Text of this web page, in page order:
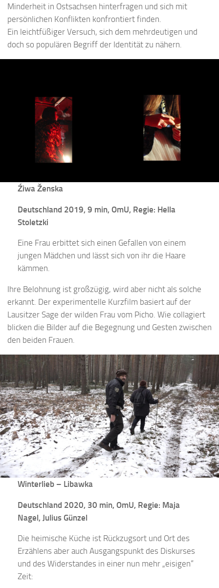
Minderheit in Ostsachsen hinterfragen und sich mit
persönlichen Konflikten konfrontiert finden.
Ein leichtfüßiger Versuch, sich dem mehrdeutigen und
doch so populären Begriff der Identität zu nähern.
Źiwa Ženska
Deutschland 2019, 9 min, OmU, Regie: Hella
Stoletzki
Eine Frau erbittet sich einen Gefallen von einem
jungen Mädchen und lässt sich von ihr die Haare
kämmen.
Ihre Belohnung ist großzügig, wird aber nicht als solche
erkannt. Der experimentelle Kurzfilm basiert auf der
Lausitzer Sage der wilden Frau vom Picho. Wie collagiert
blicken die Bilder auf die Begegnung und Gesten zwischen
den beiden Frauen.
Winterlieb – Libawka
Deutschland 2020, 30 min, OmU, Regie: Maja
Nagel, Julius Günzel
Die heimische Küche ist Rückzugsort und Ort des
Erzählens aber auch Ausgangspunkt des Diskurses
und des Widerstandes in einer nun mehr „eisigen“
Zeit: